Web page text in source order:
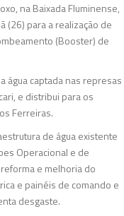
na Baixada Fluminense,
(26) para a realização de
(Booster) de
água captada nas represas
e distribui para os
Ferreiras.
de água existente
Operacional e de
e melhoria do
e painéis de comando e
desgaste.